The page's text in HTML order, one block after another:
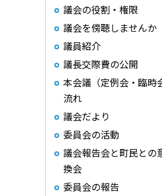
議会の役割・権限
議会を傍聴しませんか
議員紹介
議長交際費の公開
本会議（定例会・臨時
流れ
議会だより
委員会の活動
議会報告会と町民との
換会
委員会の報告